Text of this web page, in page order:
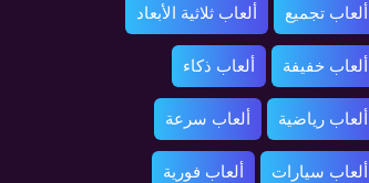
ألعاب تجميع ألعاب ثلاثية الأبعاد
ألعاب خفيفة ألعاب ذكاء
ألعاب رياضية ألعاب سرعة
ألعاب سيارات ألعاب فورية